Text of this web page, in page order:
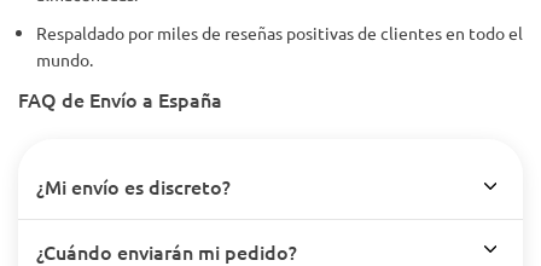
Respaldado por miles de reseñas positivas de clientes en todo el
mundo.
FAQ de Envío a España
¿Mi envío es discreto?
¿Cuándo enviarán mi pedido?